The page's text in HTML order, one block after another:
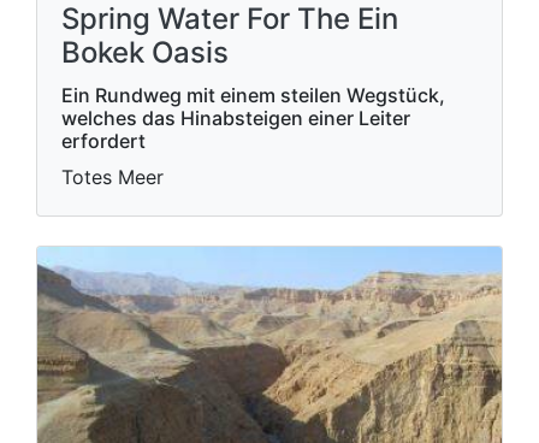
Spring Water For The Ein
Bokek Oasis
Ein Rundweg mit einem steilen Wegstück,
welches das Hinabsteigen einer Leiter
erfordert
Totes Meer